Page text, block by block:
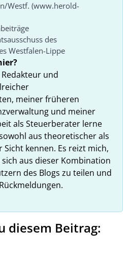
Westf. (www.herold-
des
Westfalen-Lippe
und
meiner früheren
und meiner
als Steuerberater lerne
aus theoretischer als
kennen. Es reizt mich,
aus dieser Kombination
des Blogs zu teilen und
diesem Beitrag: